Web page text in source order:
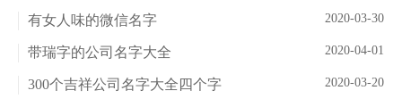
2020-03-30
有女人味的微信名字
2020-04-01
带瑞字的公司名字大全
2020-03-20
300个吉祥公司名字大全四个字